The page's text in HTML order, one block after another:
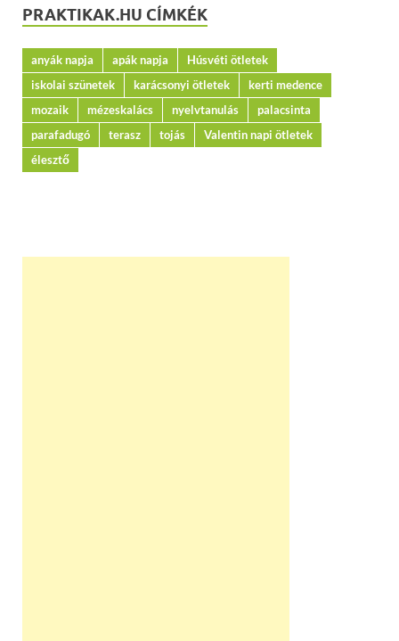
PRAKTIKAK.HU CÍMKÉK
anyák napja apák napja
Húsvéti ötletek
iskolai szünetek
karácsonyi ötletek
kerti medence
mozaik
mézeskalács nyelvtanulás
palacsinta
parafadugó
terasz tojás
Valentin napi ötletek
élesztő